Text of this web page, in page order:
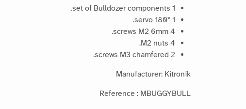
1 set of Bulldozer components.
1 servo 180°.
4 screws M2 6mm.
4 M2 nuts.
2 screws M3 chamfered.
Manufacturer: Kitronik
Reference : MBUGGYBULL